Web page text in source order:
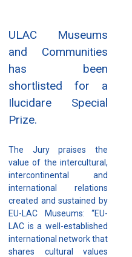
ULAC Museums
and Communities
has been
shortlisted for a
Ilucidare Special
Prize.
The Jury praises the
value of the intercultural,
intercontinental and
international relations
created and sustained by
EU-LAC Museums: “EU-
LAC is a well-established
international network that
shares cultural values